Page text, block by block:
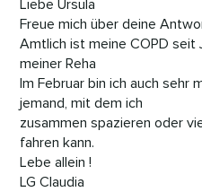
Liebe Ursula
Freue mich über deine
Amtlich ist meine COPD seit
meiner Reha
Im Februar bin ich auch sehr
jemand, mit dem ich
zusammen spazieren oder
fahren kann.
Lebe allein !
LG Claudia